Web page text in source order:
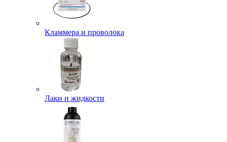
Кламмера и проволока
Лаки и жидкости